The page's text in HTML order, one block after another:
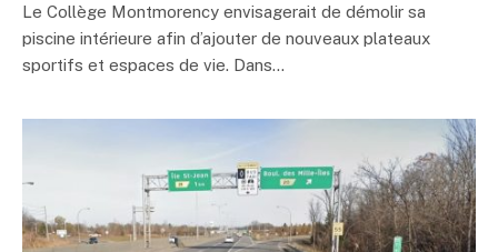
Le Collège Montmorency envisagerait de démolir sa
piscine intérieure afin d’ajouter de nouveaux plateaux
sportifs et espaces de vie. Dans…